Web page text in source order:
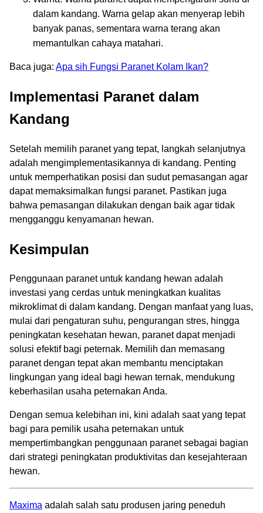
dalam kandang. Warna gelap akan menyerap lebih
banyak panas, sementara warna terang akan
memantulkan cahaya matahari.
Baca juga: Apa sih Fungsi Paranet Kolam Ikan?
Implementasi Paranet dalam
Kandang
Setelah memilih paranet yang tepat, langkah selanjutnya
adalah mengimplementasikannya di kandang. Penting
untuk memperhatikan posisi dan sudut pemasangan agar
dapat memaksimalkan fungsi paranet. Pastikan juga
bahwa pemasangan dilakukan dengan baik agar tidak
mengganggu kenyamanan hewan.
Kesimpulan
Penggunaan paranet untuk kandang hewan adalah
investasi yang cerdas untuk meningkatkan kualitas
mikroklimat di dalam kandang. Dengan manfaat yang luas,
mulai dari pengaturan suhu, pengurangan stres, hingga
peningkatan kesehatan hewan, paranet dapat menjadi
solusi efektif bagi peternak. Memilih dan memasang
paranet dengan tepat akan membantu menciptakan
lingkungan yang ideal bagi hewan ternak, mendukung
keberhasilan usaha peternakan Anda.
Dengan semua kelebihan ini, kini adalah saat yang tepat
bagi para pemilik usaha peternakan untuk
mempertimbangkan penggunaan paranet sebagai bagian
dari strategi peningkatan produktivitas dan kesejahteraan
hewan.
Maxima adalah salah satu produsen jaring peneduh